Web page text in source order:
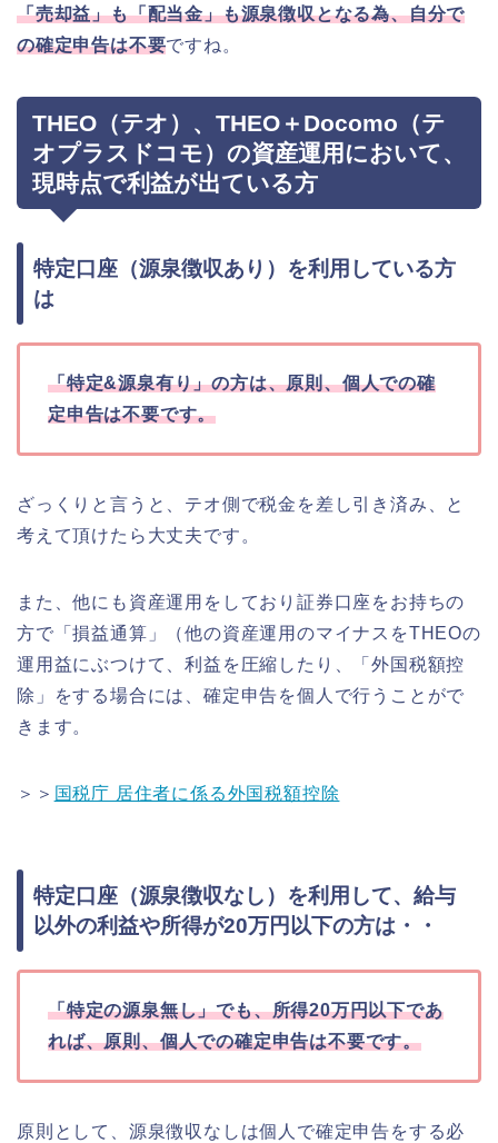
「売却益」も「配当金」も源泉徴収となる為、自分で
の確定申告は不要ですね。
THEO（テオ）、THEO＋Docomo（テ
オプラスドコモ）の資産運用において、
現時点で利益が出ている方
特定口座（源泉徴収あり）を利用している方
は
「特定&源泉有り」の方は、原則、個人での確
定申告は不要です。
ざっくりと言うと、テオ側で税金を差し引き済み、と
考えて頂けたら大丈夫です。
また、他にも資産運用をしており証券口座をお持ちの
方で「損益通算」（他の資産運用のマイナスをTHEOの
運用益にぶつけて、利益を圧縮したり、「外国税額控
除」をする場合には、確定申告を個人で行うことがで
きます。
＞＞ 国税庁 居住者に係る外国税額控除
特定口座（源泉徴収なし）を利用して、給与
以外の利益や所得が20万円以下の方は・・
「特定の源泉無し」でも、所得20万円以下であ
れば、原則、個人での確定申告は不要です。
原則として、源泉徴収なしは個人で確定申告をする必